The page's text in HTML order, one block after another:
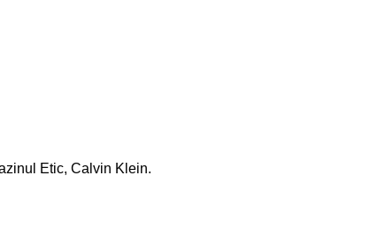
Etic, Calvin Klein.